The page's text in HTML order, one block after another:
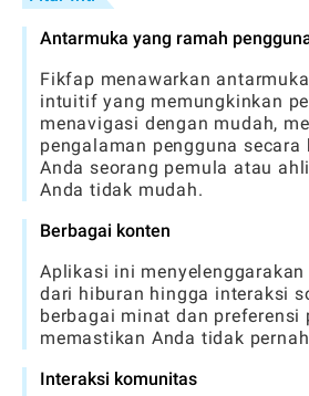
Antarmuka yang ramah
Fikfap menawarkan
intuitif yang memungkinkan
menavigasi dengan mudah,
pengalaman pengguna secara
Anda seorang pemula atau
Anda tidak mudah.
Berbagai konten
Aplikasi ini menyelenggarakan
dari hiburan hingga interaksi
berbagai minat dan preferensi
memastikan Anda tidak
Interaksi komunitas